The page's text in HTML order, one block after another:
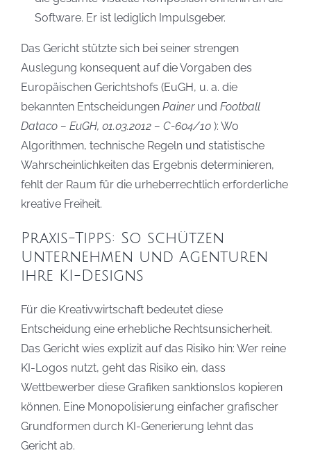
Software. Er ist lediglich Impulsgeber.
Das Gericht stützte sich bei seiner strengen
Auslegung konsequent auf die Vorgaben des
Europäischen Gerichtshofs (EuGH, u. a. die
bekannten Entscheidungen Painerund Football
Dataco – EuGH, 01.03.2012 – C-604/10 ): Wo
Algorithmen, technische Regeln und statistische
Wahrscheinlichkeiten das Ergebnis determinieren,
fehlt der Raum für die urheberrechtlich erforderliche
kreative Freiheit.
Praxis-Tipps: So schützen
Unternehmen und Agenturen
ihre KI-Designs
Für die Kreativwirtschaft bedeutet diese
Entscheidung eine erhebliche Rechtsunsicherheit.
Das Gericht wies explizit auf das Risiko hin: Wer reine
KI-Logos nutzt, geht das Risiko ein, dass
Wettbewerber diese Grafiken sanktionslos kopieren
können. Eine Monopolisierung einfacher grafischer
Grundformen durch KI-Generierung lehnt das
Gericht ab.